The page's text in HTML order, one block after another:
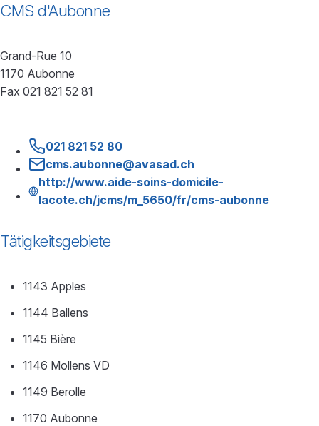
CMS d'Aubonne
Grand-Rue 10
1170 Aubonne
Fax 021 821 52 81
021 821 52 80
cms.aubonne@avasad.ch
http://www.aide-soins-domicile-
lacote.ch/jcms/m_5650/fr/cms-aubonne
Tätigkeitsgebiete
1143 Apples
1144 Ballens
1145 Bière
1146 Mollens VD
1149 Berolle
1170 Aubonne